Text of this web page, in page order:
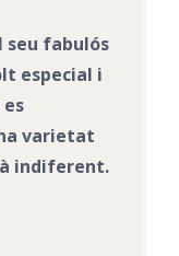
seu fabulós
especial i
varietat
indiferent.